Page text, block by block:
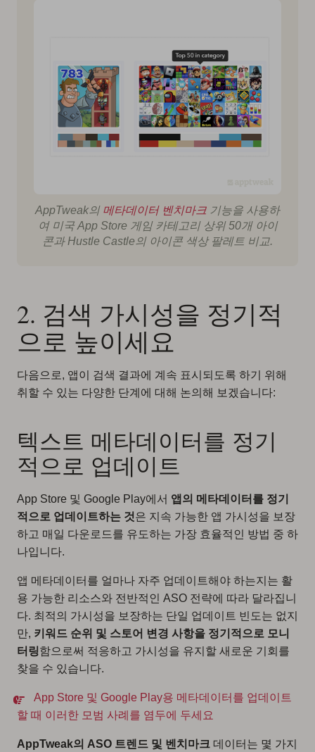
AppTweak의 메타데이터 벤치마크 기능을 사용하
여 미국 App Store 게임 카테고리 상위 50개 아이
콘과 Hustle Castle의 아이콘 색상 팔레트 비교.
2. 검색 가시성을 정기적
으로 높이세요
다음으로, 앱이 검색 결과에 계속 표시되도록 하기 위해
취할 수 있는 다양한 단계에 대해 논의해 보겠습니다:
텍스트 메타데이터를 정기
적으로 업데이트
App Store 및 Google Play에서 앱의 메타데이터를 정기
적으로 업데이트하는 것은 지속 가능한 앱 가시성을 보장
하고 매일 다운로드를 유도하는 가장 효율적인 방법 중 하
나입니다.
앱 메타데이터를 얼마나 자주 업데이트해야 하는지는 활
용 가능한 리소스와 전반적인 ASO 전략에 따라 달라집니
다. 최적의 가시성을 보장하는 단일 업데이트 빈도는 없지
만, 키워드 순위 및 스토어 변경 사항을 정기적으로 모니
터링함으로써 적응하고 가시성을 유지할 새로운 기회를
찾을 수 있습니다.
App Store 및 Google Play용 메타데이터를 업데이트
할 때 이러한 모범 사례를 염두에 두세요
AppTweak의 ASO 트렌드 및 벤치마크 데이터는 몇 가지